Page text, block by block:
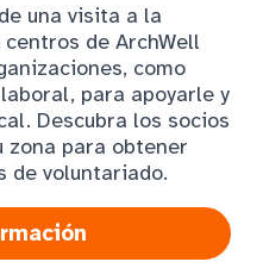
una visita a la
de ArchWell
como
para apoyarle y
Descubra los socios
zona para obtener
de voluntariado.